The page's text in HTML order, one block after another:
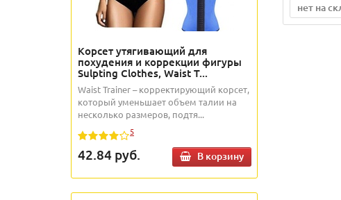
Корсет утягивающий для
похудения и коррекции фигуры
Sulpting Clothes, Waist T...
Waist Trainer – корректирующий корсет,
который уменьшает объем талии на
несколько размеров, подтя...
5
42.84 руб. В корзину
нет на